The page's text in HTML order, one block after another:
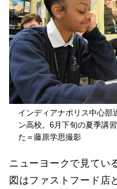
インディアナポリス中心部
ン高校。6月下旬の夏季講
た＝藤原学思撮影
ニューヨークで見てい
図はファストフード店